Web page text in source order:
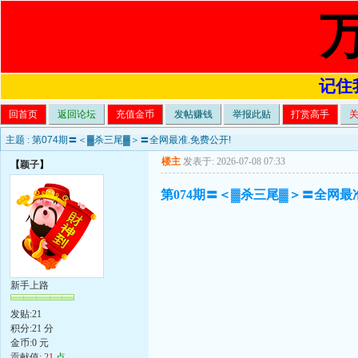
记住
回首页 返回论坛 充值金币 发帖赚钱 举报此贴 打赏高手
主题 : 第074期〓＜▓杀三尾▓＞〓全网最准.免费公开!
【颖子】
新手上路
发贴:21
积分:21 分
金币:0 元
楼主 发表于: 2026-07-08 07:33
第074期〓＜▓杀三尾▓＞〓全网最